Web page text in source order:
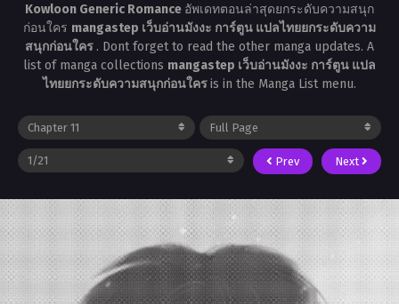
Kowloon Generic Romance อัพเดทตอนล่าสุดยกระดับความสนุก
ก่อนใคร mangastep เว็บอ่านมังงะ การ์ตูน แปลไทยยกระดับความ
สนุกก่อนใคร . Dont forget to read the other manga updates. A
list of manga collections mangastep เว็บอ่านมังงะ การ์ตูน แปล
ไทยยกระดับความสนุกก่อนใครis in the Manga List menu.
Prev Next